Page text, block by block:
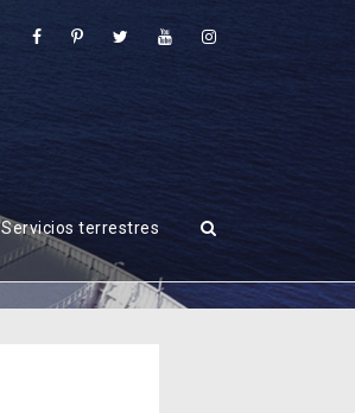
Servicios terrestres